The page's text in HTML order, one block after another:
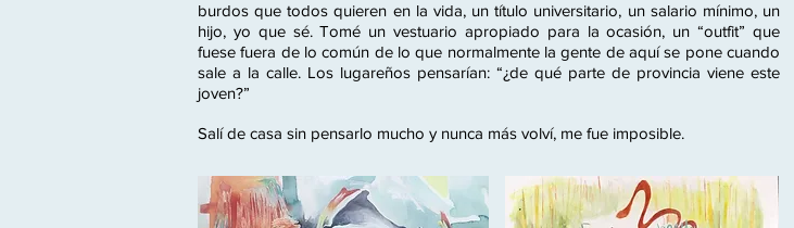
burdos que todos quieren en la vida, un título universitario, un salario mínimo, un
hijo, yo que sé. Tomé un vestuario apropiado para la ocasión, un “outfit” que
fuese fuera de lo común de lo que normalmente la gente de aquí se pone cuando
sale a la calle. Los lugareños pensarían: “¿de qué parte de provincia viene este
joven?”
Salí de casa sin pensarlo mucho y nunca más volví, me fue imposible.